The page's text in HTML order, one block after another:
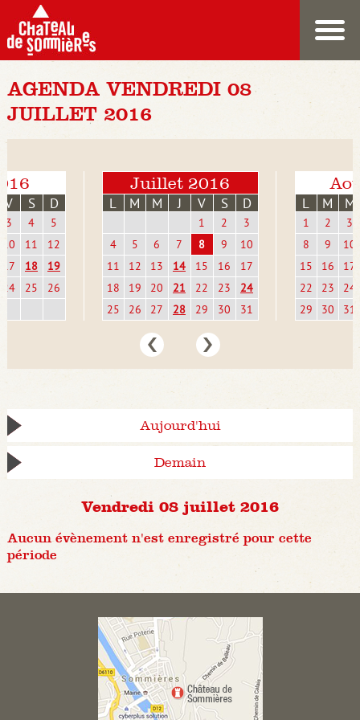
AGENDA VENDREDI 08
JUILLET 2016
V S D
3 4
5
10
11
12
17
18
19
24
25 26
Juillet 2016
L M M J V S D
1 2
3
4
5 6 7 8 9
10
11
12 13 14 15 16
17
18
19 20 21 22 23
24
25
26 27 28 29 30 31
L M M
1 2
3
8
9
10
15
16
17
22
23
24
29
30 31
Aujourd'hui
Demain
Vendredi 08 juillet 2016
Aucun évènement n'est enregistré pour cette
période